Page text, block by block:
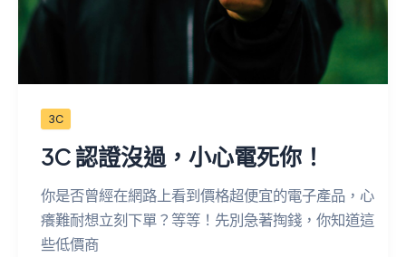
3C
3C 認證沒過，小心電死你！
你是否曾經在網路上看到價格超便宜的電子產品，心
癢難耐想立刻下單？等等！先別急著掏錢，你知道這
些低價商